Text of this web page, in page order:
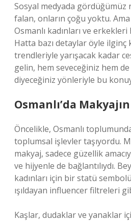
Sosyal medyada gördüğümüz
falan, onların çoğu yoktu.
Osmanlı kadınları ve
Hatta bazı detaylar öyle ilginç
trendleriyle yarışacak kadar
gelin, hem seveceğiniz hem de
diyeceğiniz yönleriyle bu
Osmanlı’da
Öncelikle, Osmanlı
toplumsal işlevler taşıyordu.
makyaj, sadece güzellik
ve hijyenle de bağlantılıydı.
kadınları için bir statü
ışıldayan influencer filtreleri
Kaşlar, dudaklar ve yanaklar